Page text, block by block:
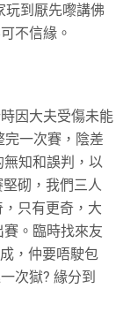
玩到厭先嚟講佛
不信緣。
因大夫受傷未能
一次賽，陰差
知和誤判，以
砌，我們三人
只有更奇，大
。臨時找來友
，仲要唔駛包
次獄? 緣分到